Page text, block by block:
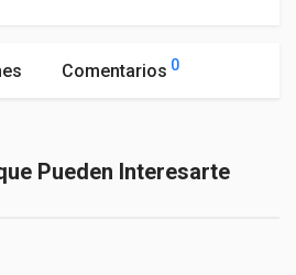
Comentarios 0
Pueden Interesarte